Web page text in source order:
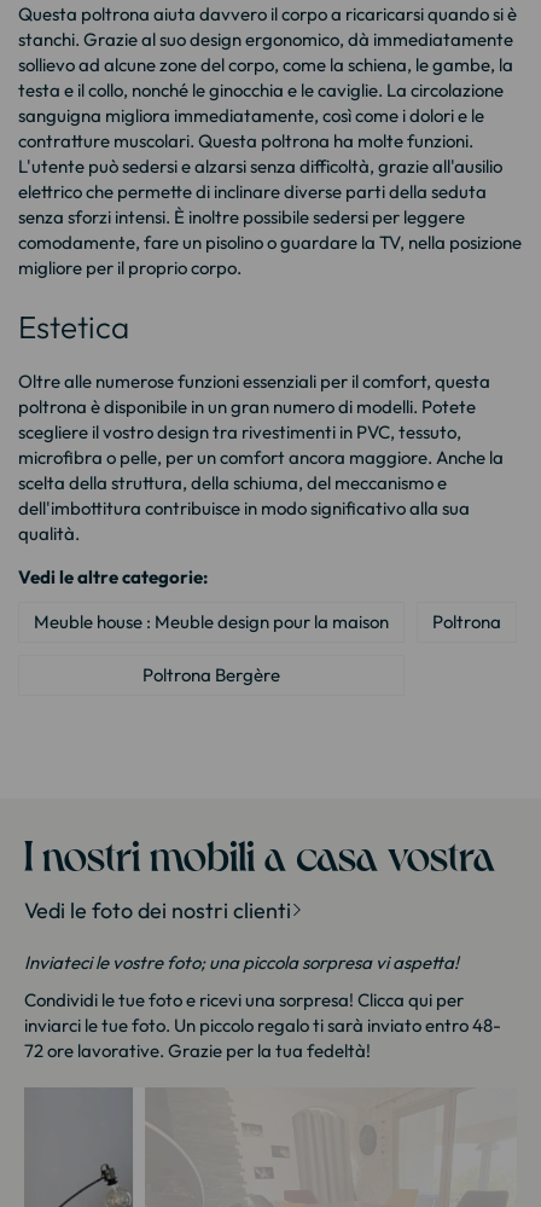
Questa poltrona aiuta davvero il corpo a ricaricarsi quando si è
stanchi. Grazie al suo design ergonomico, dà immediatamente
sollievo ad alcune zone del corpo, come la schiena, le gambe, la
testa e il collo, nonché le ginocchia e le caviglie. La circolazione
sanguigna migliora immediatamente, così come i dolori e le
contratture muscolari. Questa poltrona ha molte funzioni.
L'utente può sedersi e alzarsi senza difficoltà, grazie all'ausilio
elettrico che permette di inclinare diverse parti della seduta
senza sforzi intensi. È inoltre possibile sedersi per leggere
comodamente, fare un pisolino o guardare la TV, nella posizione
migliore per il proprio corpo.
Estetica
Oltre alle numerose funzioni essenziali per il comfort, questa
poltrona è disponibile in un gran numero di modelli. Potete
scegliere il vostro design tra rivestimenti in PVC, tessuto,
microfibra o pelle, per un comfort ancora maggiore. Anche la
scelta della struttura, della schiuma, del meccanismo e
dell'imbottitura contribuisce in modo significativo alla sua
qualità.
Vedi le altre categorie:
Meuble house : Meuble design pour la maison
Poltrona
Poltrona Bergère
I nostri mobili a casa vostra
Vedi le foto dei nostri clienti
Inviateci le vostre foto; una piccola sorpresa vi aspetta!
Condividi le tue foto e ricevi una sorpresa! Clicca qui per
inviarci le tue foto. Un piccolo regalo ti sarà inviato entro 48-
72 ore lavorative. Grazie per la tua fedeltà!